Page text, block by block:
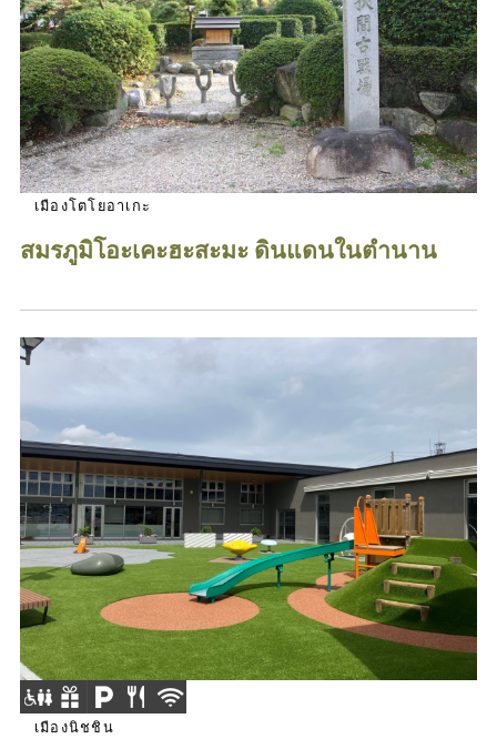
เมืองโตโยอาเกะ
สมรภูมิโอะเคะฮะสะมะ ดินแดนในตำนาน
เมืองนิชชิน